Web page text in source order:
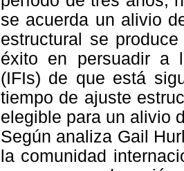
se acuerda un alivio
estructural se
éxito en persuadir a
(IFIs) de que está
tiempo de ajuste
elegible para un alivio
Según analiza Gail
la comunidad